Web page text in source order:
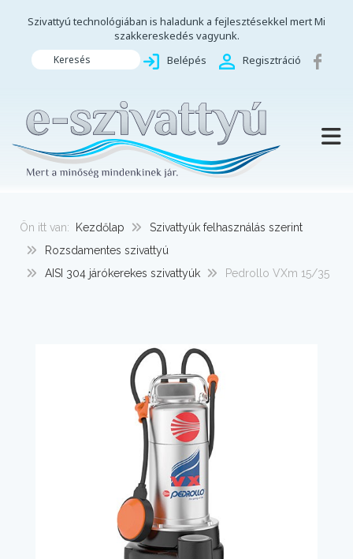
Szivattyú technológiában is haladunk a fejlesztésekkel mert Mi
szakkereskedés vagyunk.
Keresés Belépés Regisztráció
Ön itt van: Kezdőlap
Szivattyúk felhasználás szerint
Rozsdamentes szivattyú
AISI 304 járókerekes szivattyúk
Pedrollo VXm 15/35